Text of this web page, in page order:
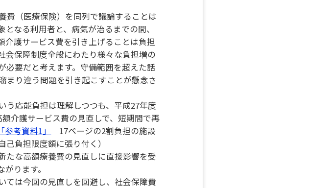
費（医療保険）を同列で議論することは
なる利用者と、病気が治るまでの間、
介護サービス費を引き上げることは負担
会保障制度全般にわたり様々な負担増の
必要だと考えます。守備範囲を超えた話
まり違う問題を引き起こすことが懸念さ
う応能負担は理解しつつも、平成27年度
介護サービス費の見直しで、短期間で再
「参考資料1」
17ページの2割負担の施設
負担限度額に張り付く）
たな高額療養費の見直しに直接影響を受
ります。
ては今回の見直しを回避し、社会保障費